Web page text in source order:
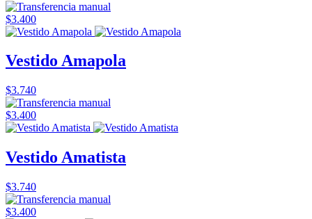
$3.400
Vestido Amapola
$3.740
$3.400
Vestido Amatista
$3.740
$3.400